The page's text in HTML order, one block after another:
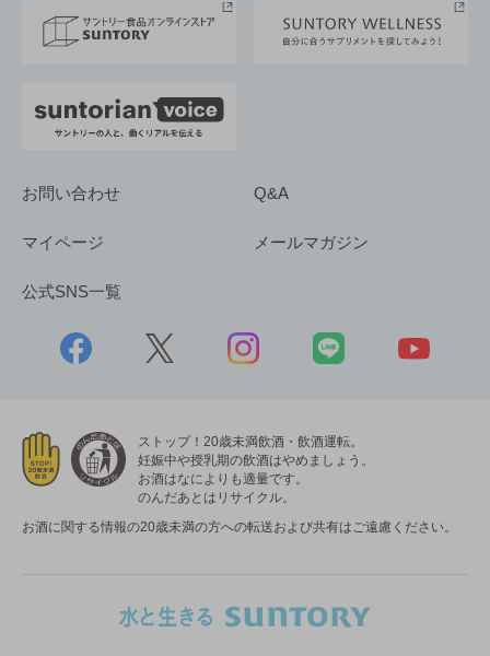
採用情報
お問い合わせ Q&A
マイページ メールマガジン
公式SNS一覧
ストップ！20歳未満飲酒・飲酒運転。
妊娠中や授乳期の飲酒はやめましょう。
お酒はなによりも適量です。
のんだあとはリサイクル。
お酒に関する情報の20歳未満の方への転送および共有はご遠慮ください。